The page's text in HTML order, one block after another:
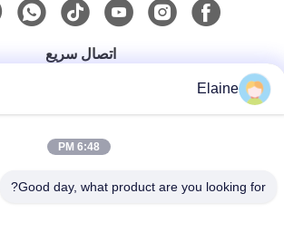
اتصال سريع
الهاتف
+8613927771320
13927771320@139.com
Elaine
6:48 PM
Good day, what product are you looking for?